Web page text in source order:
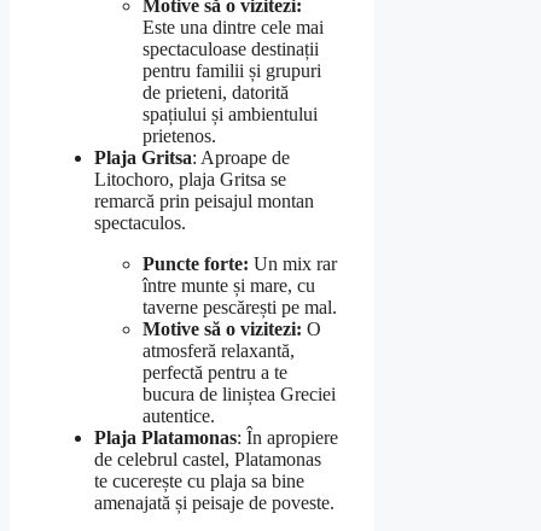
Motive să o vizitezi:
Este una dintre cele mai
spectaculoase destinații
pentru familii și grupuri
de prieteni, datorită
spațiului și ambientului
prietenos.
Plaja Gritsa: Aproape de
Litochoro, plaja Gritsa se
remarcă prin peisajul montan
spectaculos.
Puncte forte: Un mix rar
între munte și mare, cu
taverne pescărești pe mal.
Motive să o vizitezi: O
atmosferă relaxantă,
perfectă pentru a te
bucura de liniștea Greciei
autentice.
Plaja Platamonas: În apropiere
de celebrul castel, Platamonas
te cucerește cu plaja sa bine
amenajată și peisaje de poveste.